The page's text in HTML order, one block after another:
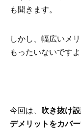
も聞きます。
しかし、幅広いメ
もったいないですよ
今回は、 吹き抜け
デメリットをカバ